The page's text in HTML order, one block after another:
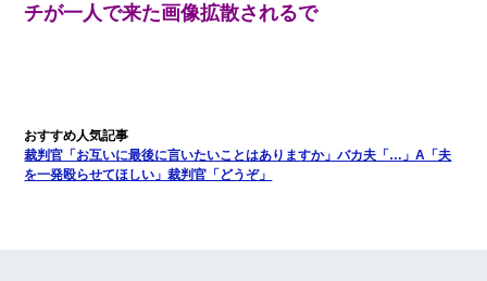
チが一人で来た画像拡散されるで
裁判官「お互いに最後に言いたいことはありますか」バカ夫「…」A「夫
を一発殴らせてほしい」裁判官「どうぞ」